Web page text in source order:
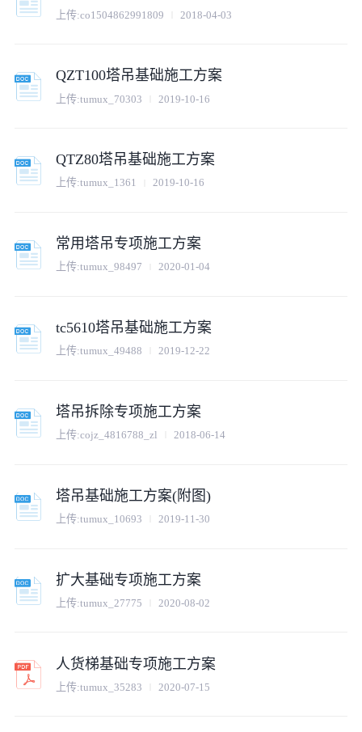
上传:co1504862991809 2018-04-03
QZT100塔吊基础施工方案
上传:tumux_70303 2019-10-16
QTZ80塔吊基础施工方案
上传:tumux_1361 2019-10-16
常用塔吊专项施工方案
上传:tumux_98497 2020-01-04
tc5610塔吊基础施工方案
上传:tumux_49488 2019-12-22
塔吊拆除专项施工方案
上传:cojz_4816788_zl 2018-06-14
塔吊基础施工方案(附图)
上传:tumux_10693 2019-11-30
扩大基础专项施工方案
上传:tumux_27775 2020-08-02
人货梯基础专项施工方案
上传:tumux_35283 2020-07-15